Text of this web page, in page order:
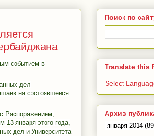
событием в
дел
на состоявшейся
с Распоряжением,
января этого года,
дел и Университета
Поиск по
Translate this
Select
Архив